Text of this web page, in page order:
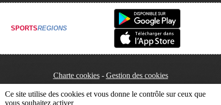
SPORTSREGIONS
Charte cookies Gestion des cookies
Ce site utilise des cookies et vous donne le contrôle sur ceux que
vous souhaitez activer